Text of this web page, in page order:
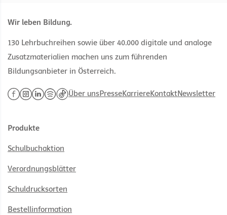
Wir leben Bildung.
130 Lehrbuchreihen sowie über 40.000 digitale und analoge
Zusatzmaterialien machen uns zum führenden
Bildungsanbieter in Österreich.
Über unsPresseKarriereKontaktNewsletter
Produkte
Schulbuchaktion
Verordnungsblätter
Schuldrucksorten
Bestellinformation